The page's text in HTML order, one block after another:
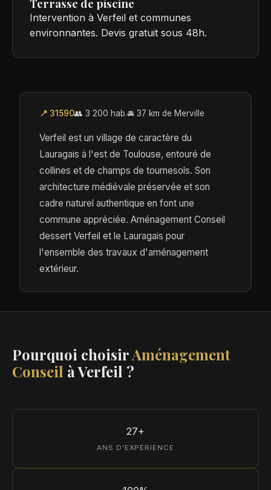
Terrasse de piscine
Intervention à Verfeil et communes
environnantes. Devis gratuit sous 48h.
📍 31590👥 3 200 hab.🚘 37 km de Merville
Verfeil est un village de caractère du
Lauragais à l'est de Toulouse, entouré de
collines et de champs de tournesols. Son
architecture médiévale préservée et son
cadre naturel authentique en font une
commune appréciée. Aménagement Conseil
dessert Verfeil et le Lauragais pour
l'ensemble des travaux d'aménagement
extérieur.
Pourquoi choisirAménagement
Conseil à Verfeil ?
27+
ANS D'EXPÉRIENCE